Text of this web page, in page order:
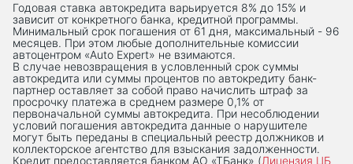
Годовая ставка автокредита варьируется 8% до 15% и
зависит от конкретного банка, кредитной программы.
Минимальный срок погашения от 61 дня, максимальный - 96
месяцев. При этом любые дополнительные комиссии
автоцентром «Auto Expert» не взимаются.
В случае невозвращения в условленный срок суммы
автокредита или суммы процентов по автокредиту банк-
партнер оставляет за собой право начислить штраф за
просрочку платежа в среднем размере 0,1% от
первоначальной суммы автокредита. При несоблюдении
условий погашения автокредита данные о нарушителе
могут быть переданы в специальный реестр должников и
коллекторское агентство для взыскания задолженности.
Кредит предоставляется банком АО «ТБанк» (Лицензия ЦБ